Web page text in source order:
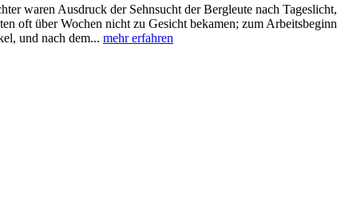
waren Ausdruck der Sehnsucht der Bergleute nach Tageslicht,
oft über Wochen nicht zu Gesicht bekamen; zum Arbeitsbeginn
und nach dem... mehr erfahren